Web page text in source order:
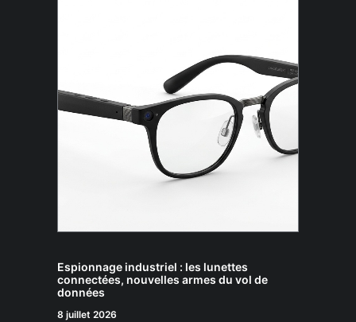
Espionnage industriel : les lunettes
connectées, nouvelles armes du vol de
données
8 juillet 2026